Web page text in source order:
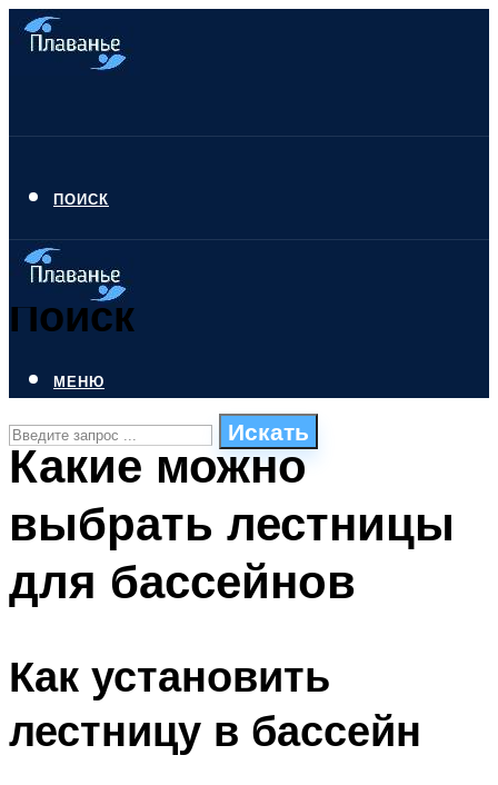
ПОИСК
Поиск
Искать
ПЛАВАНЬЕ ДЛЯ ДЕТЕЙ
БАССЕЙН ДЛЯ ДОМА
МЕНЮ
МЕНЮ
Какие можно
выбрать лестницы
для бассейнов
Как установить
лестницу в бассейн